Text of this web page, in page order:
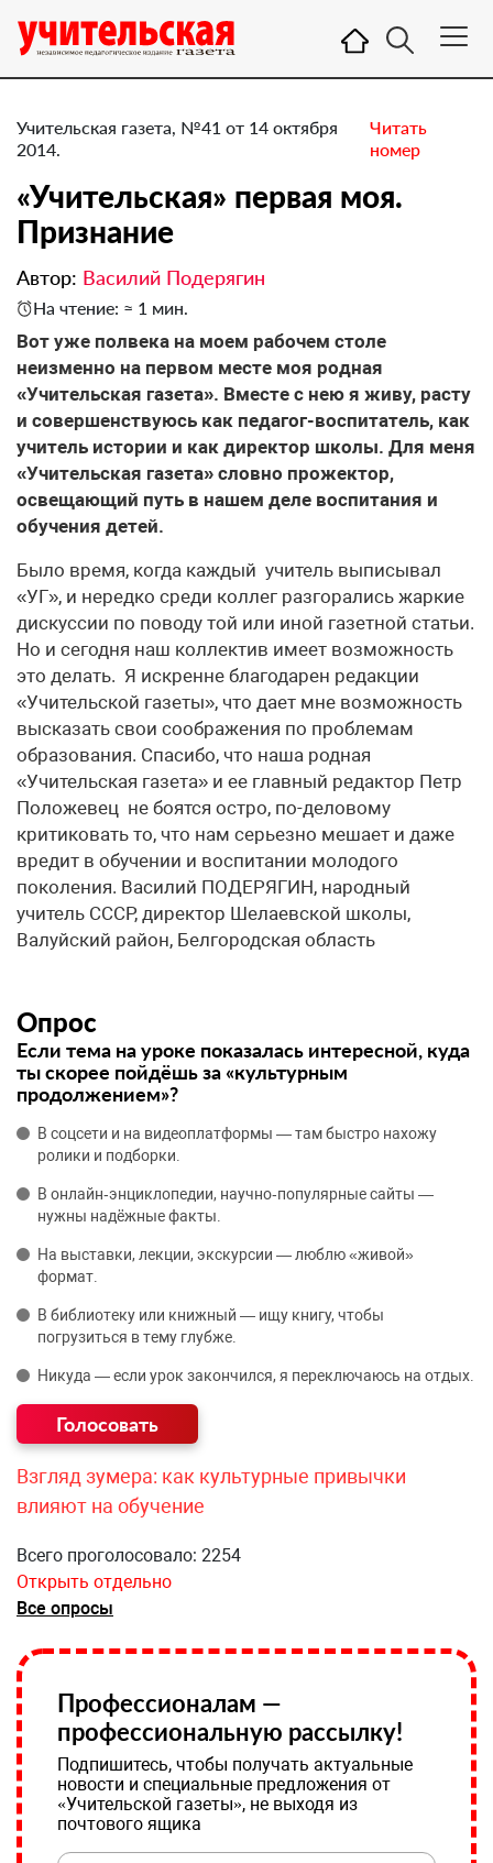
Учительская газета, №41 от 14 октября
2014.
Читать
номер
«Учительская» первая моя. ​
Признание
Автор: Василий Подерягин
На чтение: ≈ 1 мин.
Вот уже полвека на моем рабочем столе
неизменно на первом месте моя родная
«Учительская газета». Вместе с нею я живу, расту
и совершенствуюсь как педагог-воспитатель, как
учитель истории и как директор школы. Для меня
«Учительская газета» словно прожектор,
освещающий путь в нашем деле воспитания и
обучения детей.
Было время, когда каждый учитель выписывал
«УГ», и нередко среди коллег разгорались жаркие
дискуссии по поводу той или иной газетной статьи.
Но и сегодня наш коллектив имеет возможность
это делать. Я искренне благодарен редакции
«Учительской газеты», что дает мне возможность
высказать свои соображения по проблемам
образования. Спасибо, что наша родная
«Учительская газета» и ее главный редактор Петр
Положевец не боятся остро, по-деловому
критиковать то, что нам серьезно мешает и даже
вредит в обучении и воспитании молодого
поколения. Василий ПОДЕРЯГИН, народный
учитель СССР, директор Шелаевской школы,
Валуйский район, Белгородская область
Опрос
Если тема на уроке показалась интересной, куда
ты скорее пойдёшь за «культурным
продолжением»?
В соцсети и на видеоплатформы — там быстро нахожу
ролики и подборки.
В онлайн‑энциклопедии, научно‑популярные сайты —
нужны надёжные факты.
На выставки, лекции, экскурсии — люблю «живой»
формат.
В библиотеку или книжный — ищу книгу, чтобы
погрузиться в тему глубже.
Никуда — если урок закончился, я переключаюсь на отдых.
Взгляд зумера: как культурные привычки
влияют на обучение
Всего проголосовало: 2254
Открыть отдельно
Все опросы
Профессионалам —
профессиональную рассылку!
Подпишитесь, чтобы получать актуальные
новости и специальные предложения от
«Учительской газеты», не выходя из
почтового ящика